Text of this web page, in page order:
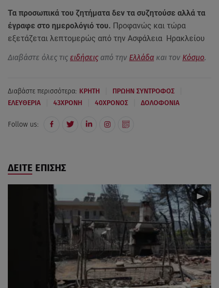
Τα προσωπικά του ζητήματα δεν τα συζητούσε αλλά τα
έγραφε στο ημερολόγιό του. Προφανώς και τώρα
εξετάζεται λεπτομερώς από την Ασφάλεια Ηρακλείου
Διαβάστε όλες τις ειδήσεις από την Ελλάδα και τον Κόσμο.
Διαβάστε περισσότερα: ΚΡΗΤΗ ΠΡΩΗΝ ΣΥΝΤΡΟΦΟΣ
ΕΛΕΥΘΕΡΙΑ 43ΧΡΟΝΗ 40ΧΡΟΝΟΣ ΔΟΛΟΦΟΝΙΑ
Follow us:
ΔΕΙΤΕ ΕΠΙΣΗΣ